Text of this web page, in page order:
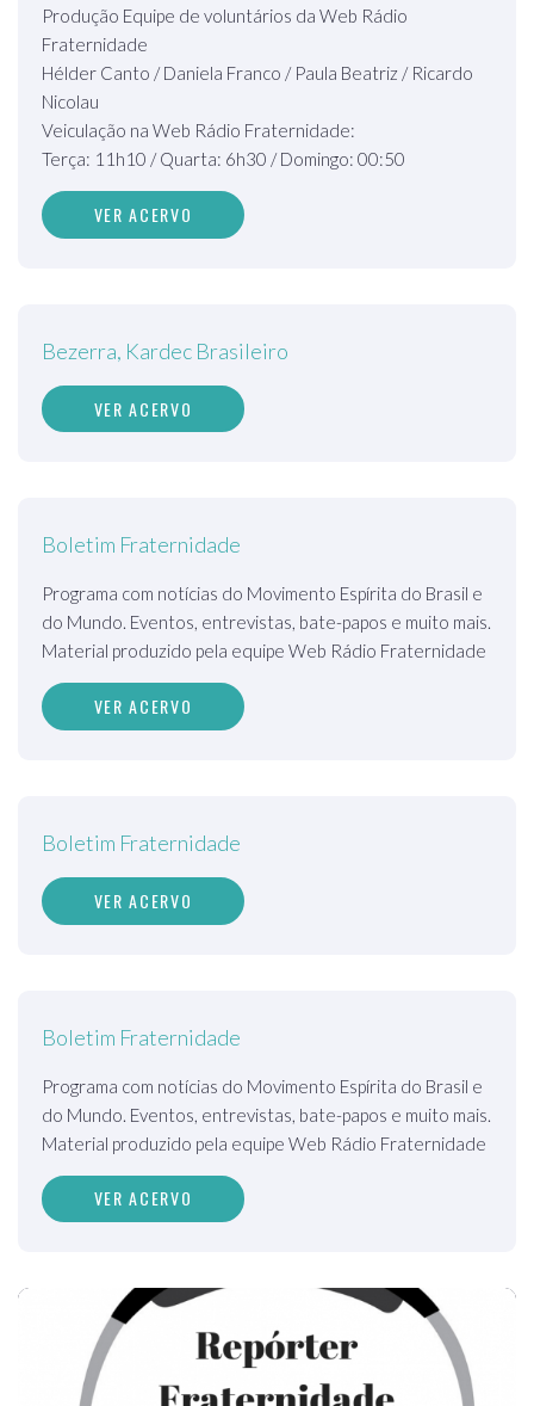
Produção Equipe de voluntários da Web Rádio
Fraternidade
Hélder Canto / Daniela Franco / Paula Beatriz / Ricardo
Nicolau
Veiculação na Web Rádio Fraternidade:
Terça: 11h10 / Quarta: 6h30 / Domingo: 00:50
VER ACERVO
Bezerra, Kardec Brasileiro
VER ACERVO
Boletim Fraternidade
Programa com notícias do Movimento Espírita do Brasil e
do Mundo. Eventos, entrevistas, bate-papos e muito mais.
Material produzido pela equipe Web Rádio Fraternidade
VER ACERVO
Boletim Fraternidade
VER ACERVO
Boletim Fraternidade
Programa com notícias do Movimento Espírita do Brasil e
do Mundo. Eventos, entrevistas, bate-papos e muito mais.
Material produzido pela equipe Web Rádio Fraternidade
VER ACERVO